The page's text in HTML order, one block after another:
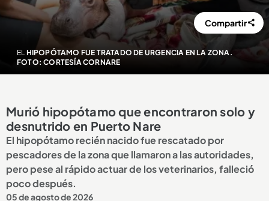
EL HIPOPÓTAMO FUE TRATADO DE URGENCIA EN LA ZONA.
FOTO: CORTESÍA CORNARE
Compartir
Murió hipopótamo que encontraron solo y
desnutrido en Puerto Nare
El hipopótamo recién nacido fue rescatado por
pescadores de la zona que llamaron a las autoridades,
pero pese al rápido actuar de los veterinarios, falleció
poco después.
05 de agosto de 2026